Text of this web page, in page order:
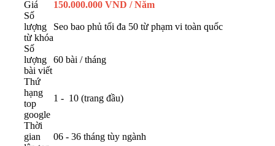
Giá
150.000.000 VND / Năm
Số
lượng
từ khóa
Seo bao phủ tối đa 50 từ phạm vi toàn quốc
Số
lượng
bài viết
60 bài / tháng
Thứ
hạng
top
google
1 - 10 (trang đầu)
Thời
gian
06 - 36 tháng tùy ngành